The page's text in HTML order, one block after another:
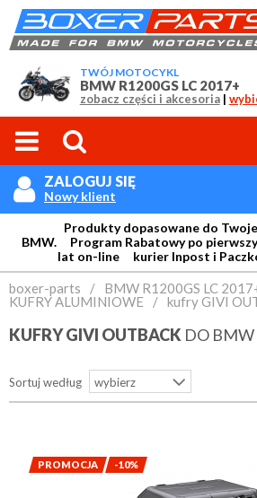
TWÓJ MOTOCYKL
BMW R1200GS LC 2017+
zobacz części i akcesoria|
 
 ZALOGUJ SIĘ
Nowy klient
Login:
Hasło:
Produkty dopasowane do
BMW. Program Rabatowy po
lat on-line kurier Inpost i
boxer-parts / BMW R1200GS LC
KUFRY ALUMINIOWE
/ kufry GIVI
KUFRY GIVI OUTBACK DO BMW
Sortuj według
PROMOCJA -10%